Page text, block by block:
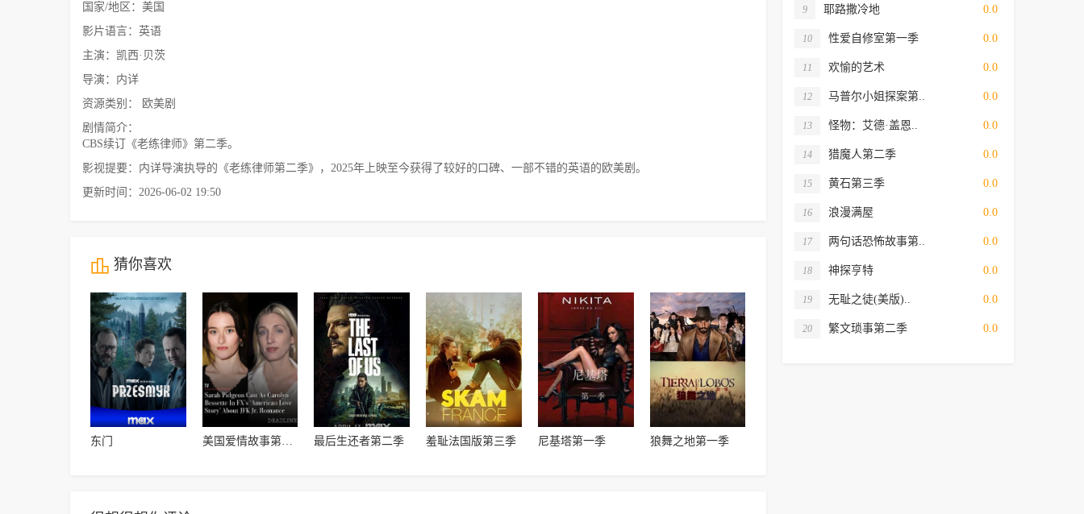
国家/地区：美国
影片语言：英语
主演：凯西·贝茨
导演：内详
资源类别： 欧美剧
剧情简介：
CBS续订《老练律师》第二季。
影视提要：内详导演执导的《老练律师第二季》，2025年上映至今获得了较好的口碑、一部不错的英语的欧美剧。
更新时间：2026-06-02 19:50
猜你喜欢
东门 美国爱情故事第一季 最后生还者第二季 羞耻法国版第三季 尼基塔第一季 狼舞之地第一季
9 耶路撒冷地 0.0
10 性爱自修室第一季 0.0
11 欢愉的艺术 0.0
12 马普尔小姐探案第.. 0.0
13 怪物：艾德·盖恩.. 0.0
14 猎魔人第二季 0.0
15 黄石第三季 0.0
16 浪漫满屋 0.0
17 两句话恐怖故事第.. 0.0
18 神探亨特 0.0
19 无耻之徒(美版).. 0.0
20 繁文琐事第二季 0.0